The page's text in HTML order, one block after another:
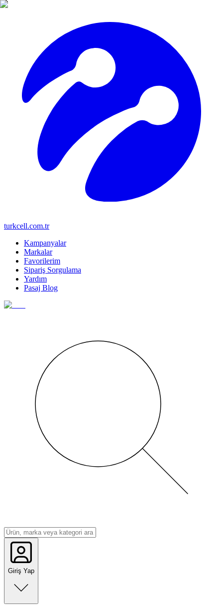
turkcell.com.tr
Kampanyalar
Markalar
Favorilerim
Sipariş Sorgulama
Yardım
Pasaj Blog
Giriş Yap